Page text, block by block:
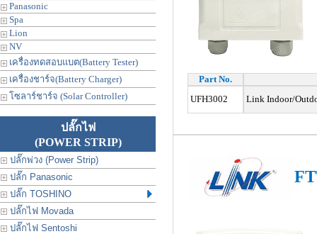
Panasonic
Spa
Lion
NV
เครื่องทดสอบแบต(Battery Tester)
เครื่องชาร์จ(Battery Charger)
โซลาร์ชาร์จ (Solar Controller)
ปลั๊กไฟ
(POWER STRIP)
ปลั๊กพ่วง (Power Strip)
ปลั๊ก Panasonic
ปลั๊ก TOSHINO
ปลั๊กไฟ Movada
ปลั๊กไฟ Sentoshi
Part No.
UFH3002
Link Indoor/